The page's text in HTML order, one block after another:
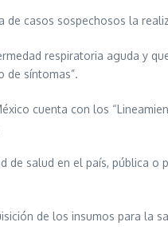
casos sospechosos la
respiratoria aguda y
de síntomas”.
cuenta con los
de salud en el país, pública
de los insumos para la